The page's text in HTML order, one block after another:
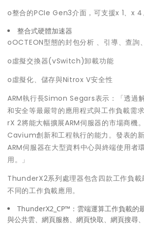
o整合的PCIe Gen3介面，可支援x 1、x
整合式硬體加速器
oOCTEON型態的封包分析 、引導、查詢
o虛擬交換器(vSwitch)卸載功能
o虛擬化、儲存與Nitrox V安全性
ARM執行長Simon Segars表示：「透過
和安全等最嚴苛的應用程式與工作負載
rX 2將能大幅擴展ARM伺服器的市場商機
Cavium創新和工程執行的能力。發表的
ARM伺服器在大型資料中心與終端使用者
用。」
ThunderX2系列處理器包含四款工作負載
不同的工作負載應用。
ThunderX2_CP™：雲端運算工作負載的
與公共雲、網頁服務、網頁快取、網頁搜尋